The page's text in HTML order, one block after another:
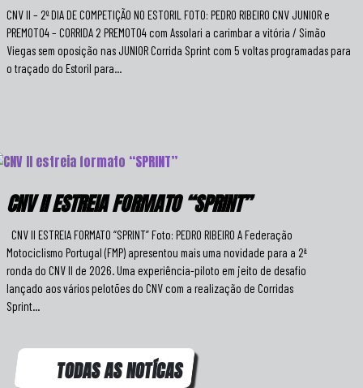
CNV II – 2º DIA DE COMPETIÇÃO NO ESTORIL FOTO: PEDRO RIBEIRO CNV JUNIOR e
PREMOTO4 – CORRIDA 2 PREMOTO4 com Assolari a carimbar a vitória / Simão
Viegas sem oposição nas JUNIOR Corrida Sprint com 5 voltas programadas para
o traçado do Estoril para...
CNV II ESTREIA FORMATO “SPRINT”
CNV II ESTREIA FORMATO “SPRINT” Foto: PEDRO RIBEIRO A Federação
Motociclismo Portugal (FMP) apresentou mais uma novidade para a 2ª
ronda do CNV II de 2026. Uma experiência-piloto em jeito de desafio
lançado aos vários pelotões do CNV com a realização de Corridas
Sprint...
TODAS AS NOTÍCAS